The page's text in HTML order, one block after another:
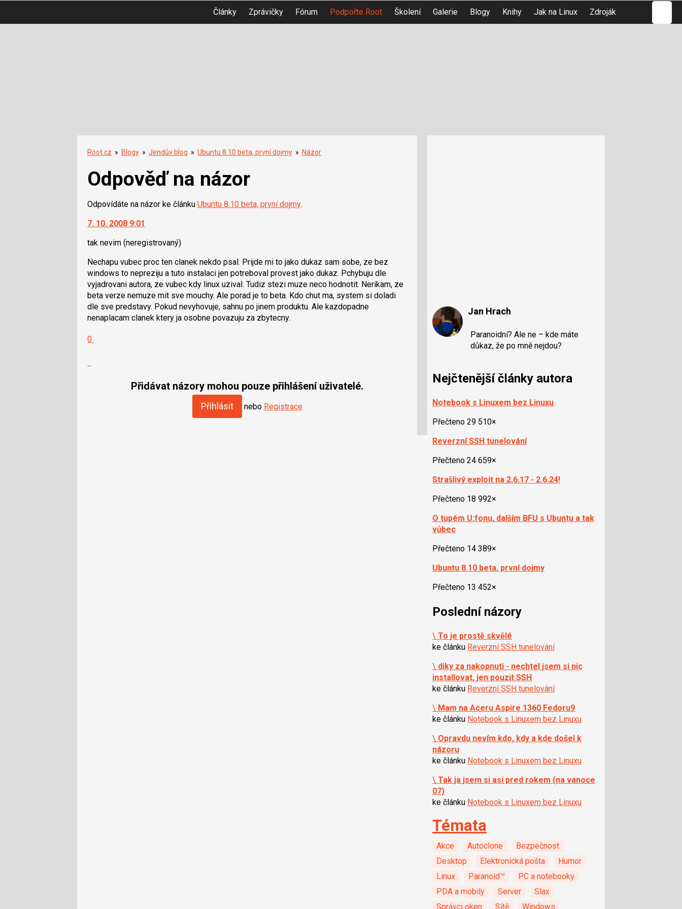
Články Zprávičky Fórum Podpořte Root Školení Galerie Blogy Knihy Jak na Linux Zdroják
Root.cz » Blogy » Jendův blog » Ubuntu 8.10 beta, první dojmy » Názor
Odpověď na názor
Odpovídáte na názor ke článku Ubuntu 8.10 beta, první dojmy.
7. 10. 2008 9:01
tak nevim (neregistrovaný)
Nechapu vubec proc ten clanek nekdo psal. Prijde mi to jako dukaz sam sobe, ze bez
windows to nepreziju a tuto instalaci jen potreboval provest jako dukaz. Pchybuju dle
vyjadrovani autora, ze vubec kdy linux uzival. Tudiz stezi muze neco hodnotit. Nerikam, ze
beta verze nemuze mit sve mouchy. Ale porad je to beta. Kdo chut ma, system si doladi
dle sve predstavy. Pokud nevyhovuje, sahnu po jinem produktu. Ale kazdopadne
nenaplacam clanek ktery ja osobne povazuju za zbytecny.
0
Přidávat názory mohou pouze přihlášení uživatelé.
Přihlásit nebo Registrace
Jan Hrach
Paranoidní? Ale ne – kde máte
důkaz, že po mně nejdou?
Nejčtenější články autora
Notebook s Linuxem bez Linuxu
Přečteno 29 510×
Reverzní SSH tunelování
Přečteno 24 659×
Strašlivý exploit na 2.6.17 - 2.6.24!
Přečteno 18 992×
O tupém U:fonu, dalším BFU s Ubuntu a tak
vůbec
Přečteno 14 389×
Ubuntu 8.10 beta, první dojmy
Přečteno 13 452×
Poslední názory
\ To je prostě skvělé
ke článku Reverzní SSH tunelování
\ diky za nakopnuti - nechtel jsem si nic
installovat, jen pouzit SSH
ke článku Reverzní SSH tunelování
\ Mam na Aceru Aspire 1360 Fedoru9
ke článku Notebook s Linuxem bez Linuxu
\ Opravdu nevím kdo, kdy a kde došel k
názoru
ke článku Notebook s Linuxem bez Linuxu
\ Tak ja jsem si asi pred rokem (na vanoce
07)
ke článku Notebook s Linuxem bez Linuxu
Témata
Akce Autoclone
Bezpečnost
Desktop
Elektronická pošta
Humor
Linux
Paranoid™
PC a notebooky
PDA a mobily
Server
Slax
Správci oken
Sítě Windows